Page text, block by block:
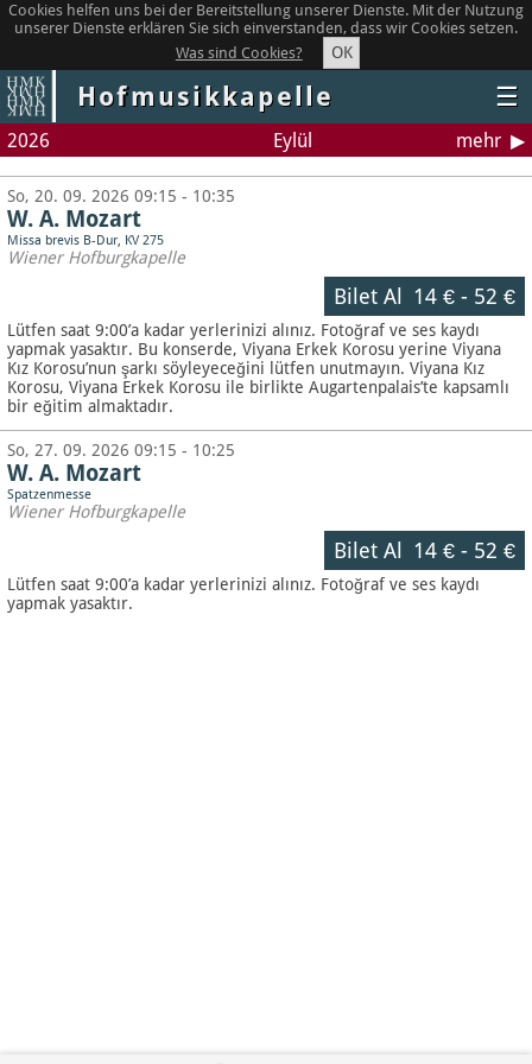
Cookies helfen uns bei der Bereitstellung unserer Dienste. Mit der Nutzung
unserer Dienste erklären Sie sich einverstanden, dass wir Cookies setzen.
Was sind Cookies?
OK
Hofmusikkapelle ☰
2026 Eylül mehr
So, 20. 09. 2026 09:15 - 10:35
W. A. Mozart
Missa brevis B-Dur, KV 275
Wiener Hofburgkapelle
Bilet Al 14 €- 52 €
Lütfen saat 9:00’a kadar yerlerinizi alınız. Fotoğraf ve ses kaydı
yapmak yasaktır. Bu konserde, Viyana Erkek Korosu yerine Viyana
Kız Korosu’nun şarkı söyleyeceğini lütfen unutmayın. Viyana Kız
Korosu, Viyana Erkek Korosu ile birlikte Augartenpalais’te kapsamlı
bir eğitim almaktadır.
So, 27. 09. 2026 09:15 - 10:25
W. A. Mozart
Spatzenmesse
Wiener Hofburgkapelle
Bilet Al 14 €- 52 €
Lütfen saat 9:00’a kadar yerlerinizi alınız. Fotoğraf ve ses kaydı
yapmak yasaktır.